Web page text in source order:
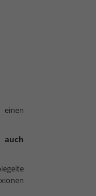
einen
auch